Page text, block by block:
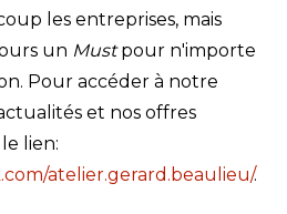
les entreprises, mais
un Mustpour n'importe
Pour accéder à notre
et nos offres
lien:
atelier.gerard.beaulieu/.